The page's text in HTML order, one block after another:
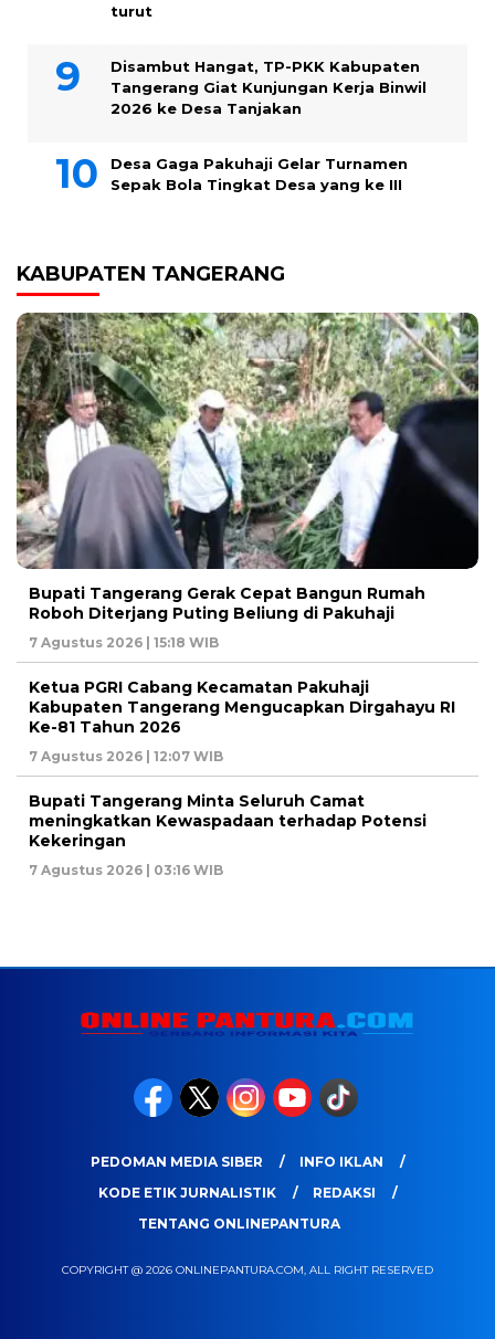
turut
Disambut Hangat, TP-PKK Kabupaten
Tangerang Giat Kunjungan Kerja Binwil
2026 ke Desa Tanjakan
Desa Gaga Pakuhaji Gelar Turnamen
Sepak Bola Tingkat Desa yang ke III
KABUPATEN TANGERANG
Bupati Tangerang Gerak Cepat Bangun Rumah
Roboh Diterjang Puting Beliung di Pakuhaji
7 Agustus 2026 | 15:18 WIB
Ketua PGRI Cabang Kecamatan Pakuhaji
Kabupaten Tangerang Mengucapkan Dirgahayu RI
Ke-81 Tahun 2026
7 Agustus 2026 | 12:07 WIB
Bupati Tangerang Minta Seluruh Camat
meningkatkan Kewaspadaan terhadap Potensi
Kekeringan
7 Agustus 2026 | 03:16 WIB
PEDOMAN MEDIA SIBER
INFO IKLAN
KODE ETIK JURNALISTIK
REDAKSI
TENTANG ONLINEPANTURA
COPYRIGHT @ 2026 ONLINEPANTURA.COM, ALL RIGHT RESERVED